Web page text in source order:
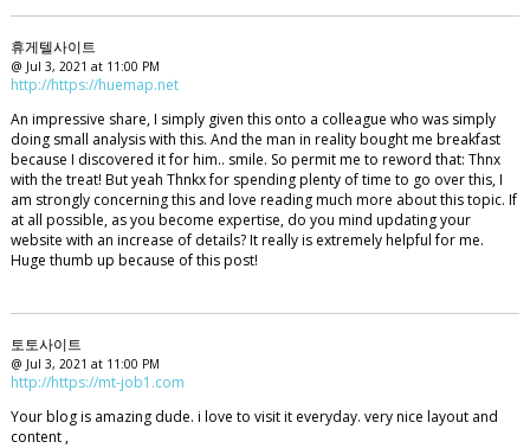
휴게텔사이트
@ Jul 3, 2021 at 11:00 PM
http://https://huemap.net
An impressive share, I simply given this onto a colleague who was simply
doing small analysis with this. And the man in reality bought me breakfast
because I discovered it for him.. smile. So permit me to reword that: Thnx
with the treat! But yeah Thnkx for spending plenty of time to go over this, I
am strongly concerning this and love reading much more about this topic. If
at all possible, as you become expertise, do you mind updating your
website with an increase of details? It really is extremely helpful for me.
Huge thumb up because of this post!
토토사이트
@ Jul 3, 2021 at 11:00 PM
http://https://mt-job1.com
Your blog is amazing dude. i love to visit it everyday. very nice layout and
content ,